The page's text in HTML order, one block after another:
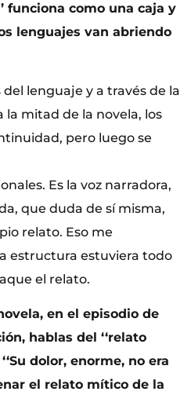
funciona como una caja y
lenguajes van abriendo
lenguaje y a través de la
mitad de la novela, los
pero luego se
Es la voz narradora,
que duda de sí misma,
relato. Eso me
estructura estuviera todo
el relato.
en el episodio de
hablas del ‘‘relato
dolor, enorme, no era
el relato mítico de la